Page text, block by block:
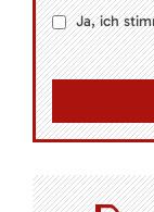
Ja, ich